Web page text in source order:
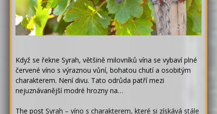
Když se řekne Syrah, většině milovníků vína se vybaví plné
červené víno s výraznou vůní, bohatou chutí a osobitým
charakterem. Není divu. Tato odrůda patří mezi
nejuznávanější modré hrozny na…
The post Syrah – víno s charakterem, které si získává stále